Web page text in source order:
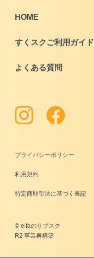
HOME
すくスクご利用ガイド
よくある質問
プライバシーポリシー
利用規約
特定商取引法に基づく表記
© elfaのサブスク
R2 事業再構築